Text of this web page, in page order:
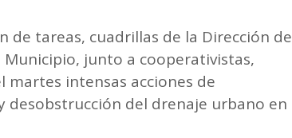
tareas, cuadrillas de la Dirección de
junto a cooperativistas,
intensas acciones de
desobstrucción del drenaje urbano en